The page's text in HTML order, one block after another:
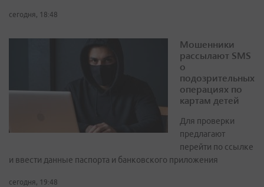
сегодня, 18:48
Мошенники
рассылают SMS
о
подозрительных
операциях по
картам детей
Для проверки
предлагают
перейти по ссылке
и ввести данные паспорта и банковского приложения
сегодня, 19:48